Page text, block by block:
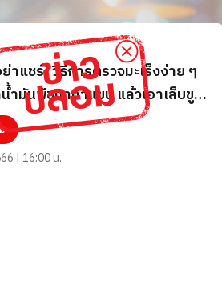
าแชร์! วิธีการตรวจมะเร็งง่าย ๆ
ำมันพืชมาทาแขน แล้วเอาเล็บขูด
| 16:00 น.